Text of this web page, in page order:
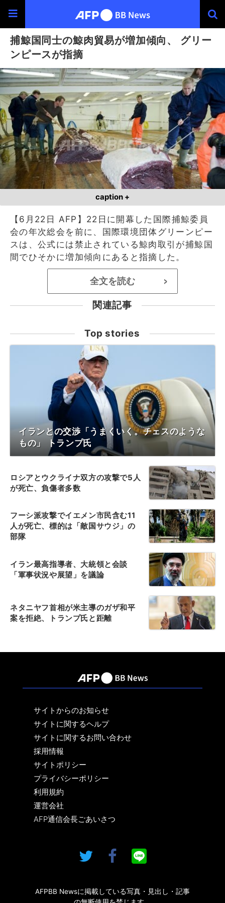
捕鯨国同士の鯨肉貿易が増加傾向、 グリー
ンピースが指摘
caption +
【6月22日 AFP】22日に開幕した国際捕鯨委員
会の年次総会を前に、国際環境団体グリーンピー
スは、公式には禁止されている鯨肉取引が捕鯨国
間でひそかに増加傾向にあると指摘した。
全文を読む >
関連記事
Top stories
イランとの交渉「うまくいく。チェスのような
もの」 トランプ氏
ロシアとウクライナ双方の攻撃で5人
が死亡、負傷者多数
フーシ派攻撃でイエメン市民含む11
人が死亡、標的は「敵国サウジ」の
部隊
イラン最高指導者、大統領と会談
「軍事状況や展望」を議論
ネタニヤフ首相が米主導のガザ和平
案を拒絶、トランプ氏と距離
サイトからのお知らせ
サイトに関するヘルプ
サイトに関するお問い合わせ
採用情報
サイトポリシー
プライバシーポリシー
利用規約
運営会社
AFP通信会長ごあいさつ
AFPBB Newsに掲載している写真・見出し・記事